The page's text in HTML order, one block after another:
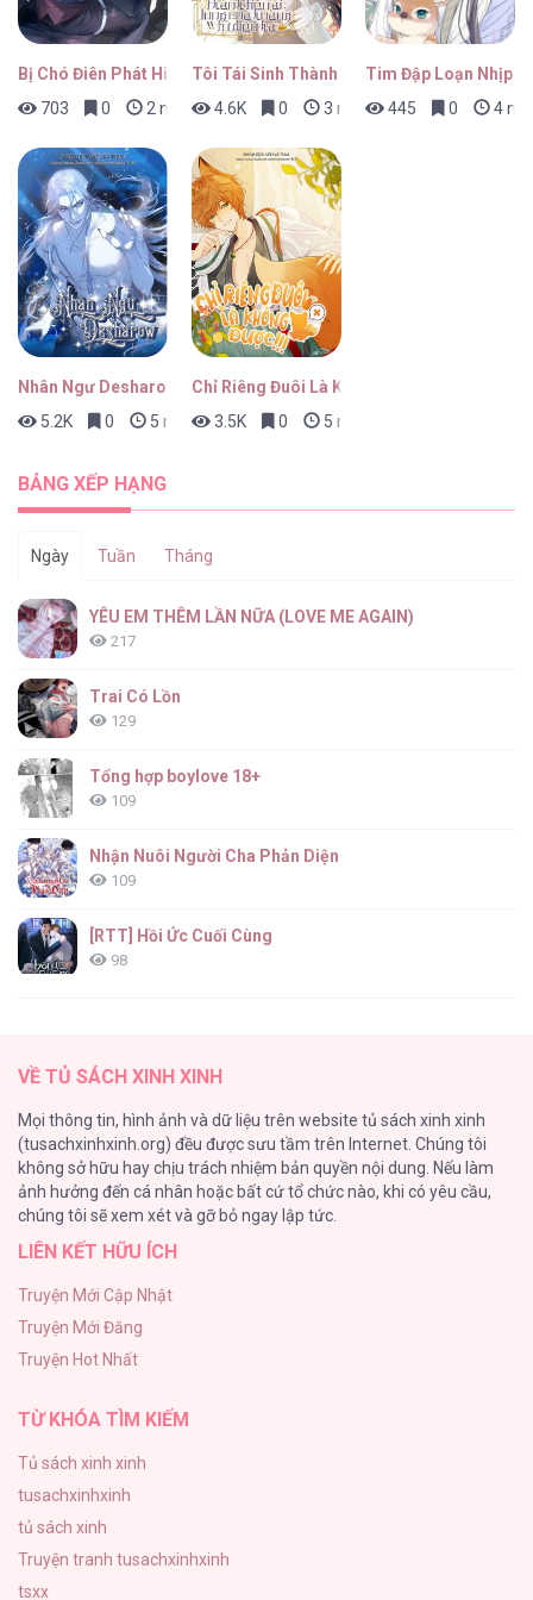
Minh Song Yến Tọa Trung [...] – Chap 16
Minh Song Yến Tọa Trung [...] – Chap 15
Minh Song Yến Tọa Trung [...] – Chap 13
Minh Song Yến Tọa Trung [...] – Chap 9
Bị Chó Điên Phát Hiện Là Đồng Loại
703
0 2 ngày trước
Tôi Tái Sinh Thành Tiểu Ác Long Của
4.6K
0 3 ngày trước
Tim Đập Loạn Nhịp
445
0 4
Nhân Ngư Desharow
5.2K
0 5 ngày trước
Chỉ Riêng Đuôi Là Không Được!!!
3.5K
0 5 ngày trước
BẢNG XẾP HẠNG
Ngày Tuần Tháng
YÊU EM THÊM LẦN NỮA (LOVE ME AGAIN)
217
Trai Có Lồn
129
Tổng hợp boylove 18+
109
Nhận Nuôi Người Cha Phản Diện
109
[RTT] Hồi Ức Cuối Cùng
98
75
Vương Miện Lục Bảo
75
Chào Mừng Đến Với Văn Hóa Milf
ONESHOT CHỊCH
68
VỀ TỦ SÁCH XINH XINH
Mọi thông tin, hình ảnh và dữ liệu trên website tủ sách xinh xinh
(tusachxinhxinh.org) đều được sưu tầm trên Internet. Chúng tôi
không sở hữu hay chịu trách nhiệm bản quyền nội dung. Nếu làm
ảnh hưởng đến cá nhân hoặc bất cứ tổ chức nào, khi có yêu cầu,
chúng tôi sẽ xem xét và gỡ bỏ ngay lập tức.
LIÊN KẾT HỮU ÍCH
Truyện Mới Cập Nhật
Truyện Mới Đăng
Truyện Hot Nhất
TỪ KHÓA TÌM KIẾM
Tủ sách xinh xinh
tusachxinhxinh
tủ sách xinh
Truyện tranh tusachxinhxinh
tsxx